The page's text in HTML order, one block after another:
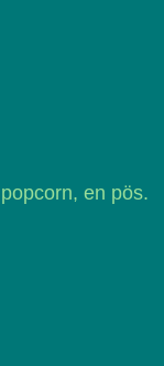
en pös.